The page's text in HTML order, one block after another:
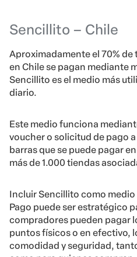
Sencillito – Chile
Aproximadamente el 70%
en Chile se pagan mediante
Sencillito es el medio más
diario.
Este medio funciona
voucher o solicitud de pago
barras que se puede pagar
más de 1.000 tiendas
Incluir Sencillito como medio
Pago puede ser estratégico
compradores pueden pagar
puntos físicos o en efectivo,
comodidad y seguridad,